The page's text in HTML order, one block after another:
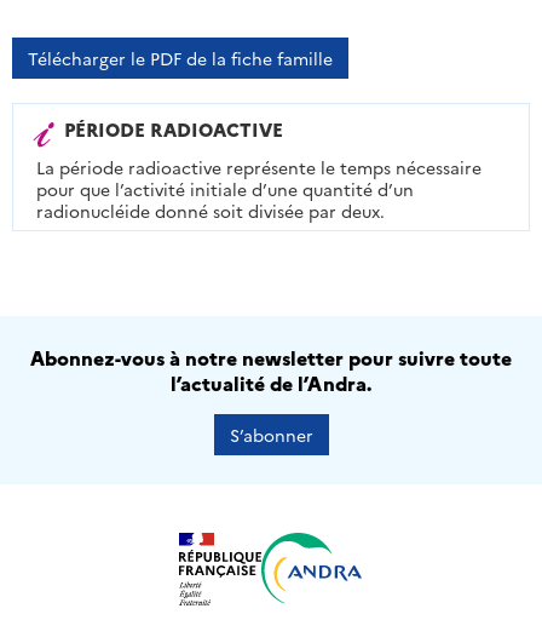
Télécharger le PDF de la fiche famille
PÉRIODE RADIOACTIVE
La période radioactive représente le temps nécessaire
pour que l’activité initiale d’une quantité d’un
radionucléide donné soit divisée par deux.
Abonnez-vous à notre newsletter pour suivre toute
l’actualité de l’Andra.
S’abonner